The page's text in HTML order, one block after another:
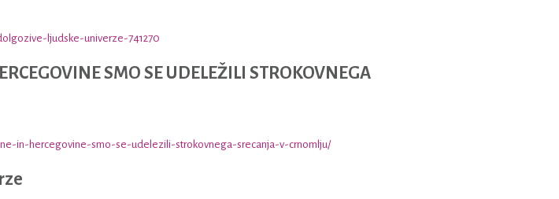
ljudske-univerze-741270
SMO SE UDELEŽILI STROKOVNEGA
in-hercegovine-smo-se-udelezili-strokovnega-srecanja-v-crnomlju/